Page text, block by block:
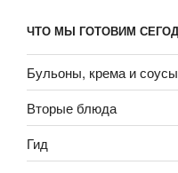
ЧТО МЫ ГОТОВИМ
Бульоны, крема и соусы
Вторые блюда
Гид